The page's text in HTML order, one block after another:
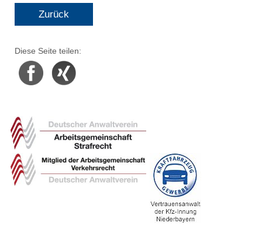
Zurück
Diese Seite teilen:
Facebook Xing